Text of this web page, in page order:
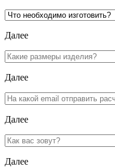
Далее
Далее
Далее
Далее